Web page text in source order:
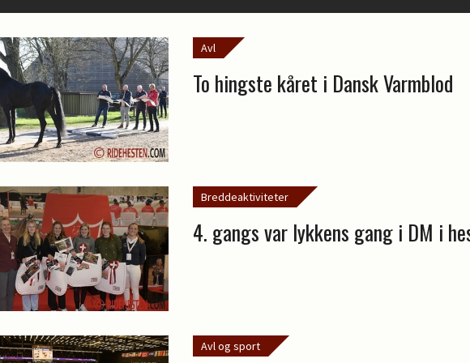
Avl
To hingste kåret i Dansk Varmblod
Breddeaktiviteter
4. gangs var lykkens gang i DM i
Avl og sport